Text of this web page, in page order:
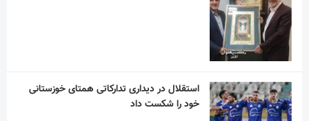
استقلال در دیداری تدارکاتی همتای خوزستانی
خود را شکست داد